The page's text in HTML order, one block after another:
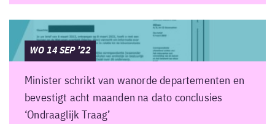
WO 14 SEP '22
Minister schrikt van wanorde departementen en
bevestigt acht maanden na dato conclusies
‘Ondraaglijk Traag’